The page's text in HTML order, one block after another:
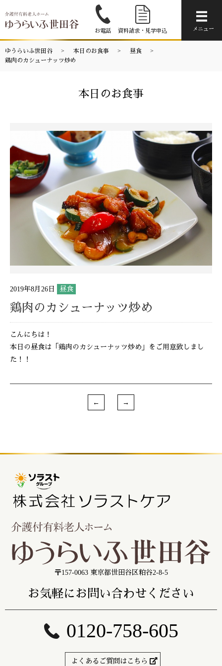
お電話 資料請求・見学申込 メニュー
ゆうらいふ世田谷 本日のお食事
昼食
鶏肉のカシューナッツ炒め
本日のお食事
2019年8月26日 昼食
鶏肉のカシューナッツ炒め
こんにちは！
本日の昼食は「鶏肉のカシューナッツ炒め」をご用意致しまし
た！！
〒157-0063 東京都世田谷区粕谷2-8-5
お気軽にお問い合わせください
0120-758-605
よくあるご質問はこちら